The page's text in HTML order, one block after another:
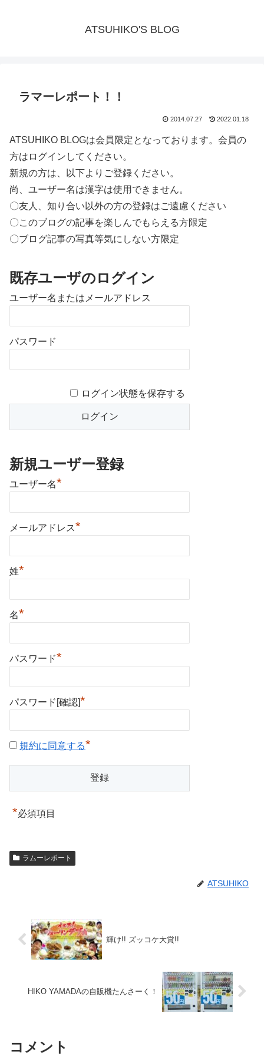
ATSUHIKO'S BLOG
ラマーレポート！！
2014.07.27 2022.01.18
ATSUHIKO BLOGは会員限定となっております。会員の
方はログインしてください。
新規の方は、以下よりご登録ください。
尚、ユーザー名は漢字は使用できません。
〇友人、知り合い以外の方の登録はご遠慮ください
〇このブログの記事を楽しんでもらえる方限定
〇ブログ記事の写真等気にしない方限定
既存ユーザのログイン
ユーザー名またはメールアドレス
パスワード
ログイン状態を保存する
新規ユーザー登録
ユーザー名*
メールアドレス*
姓*
名*
パスワード*
パスワード[確認]*
規約に同意する*
*必須項目
ラムーレポート
ATSUHIKO
輝け!! ズッコケ大賞!!
HIKO YAMADAの自販機たんさーく！
コメント